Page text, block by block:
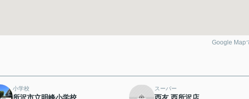
Google Map
小学校 スーパー